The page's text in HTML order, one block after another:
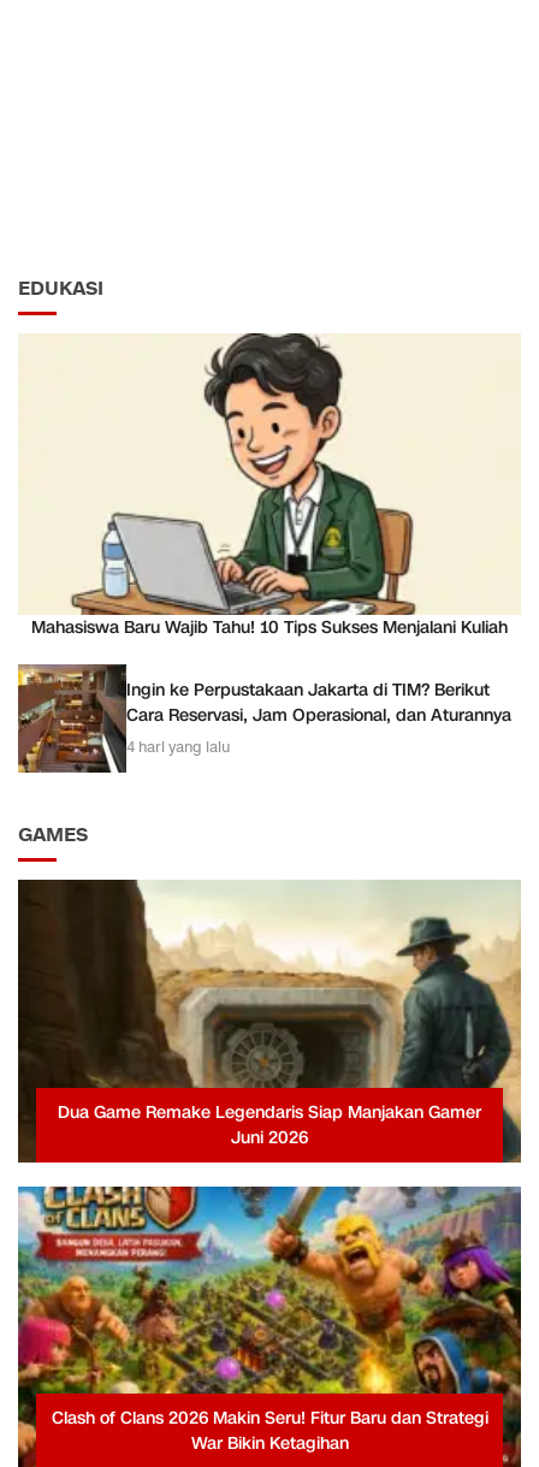
EDUKASI
Mahasiswa Baru Wajib Tahu! 10 Tips Sukses Menjalani Kuliah
Ingin ke Perpustakaan Jakarta di TIM? Berikut
Cara Reservasi, Jam Operasional, dan Aturannya
4 hari yang lalu
GAMES
Dua Game Remake Legendaris Siap Manjakan Gamer
Juni 2026
Clash of Clans 2026 Makin Seru! Fitur Baru dan Strategi
War Bikin Ketagihan